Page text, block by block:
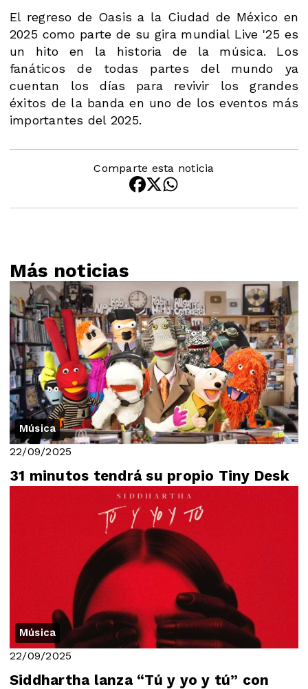
El regreso de Oasis a la Ciudad de México en
2025 como parte de su gira mundial Live '25 es
un hito en la historia de la música. Los
fanáticos de todas partes del mundo ya
cuentan los días para revivir los grandes
éxitos de la banda en uno de los eventos más
importantes del 2025.
Comparte esta noticia
Más noticias
Música
22/09/2025
31 minutos tendrá su propio Tiny Desk
Música
22/09/2025
Siddhartha lanza “Tú y yo y tú” con